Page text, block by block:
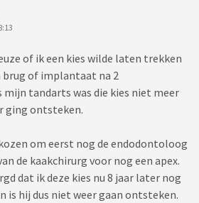
of ik een kies wilde laten trekken
brug of implantaat na 2
mijn tandarts was die kies niet meer
ging ontsteken.
om eerst nog de endodontoloog
de kaakchirurg voor nog een apex.
dat ik deze kies nu 8 jaar later nog
is hij dus niet weer gaan ontsteken.